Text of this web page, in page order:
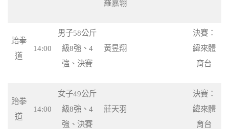
羅嘉翎
跆拳
道
14:00
男子58公斤
級8強、4
強、決賽
黃昱翔
決賽：
緯來體
育台
跆拳
道
14:00
女子49公斤
級8強、4
強、決賽
莊天羽
決賽：
緯來體
育台